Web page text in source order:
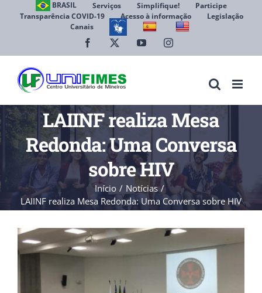
BRASIL Serviços Simplifique!
Participe
Transparência COVID-19
Acesso à informação
Legislação
Canais
Facebook YouTubeInstagram
LAIINF realiza Mesa
Redonda: Uma Conversa
sobre HIV
Início
Notícias
LAIINF realiza Mesa Redonda: Uma Conversa sobre HIV
View
Larger
Image